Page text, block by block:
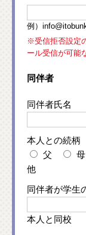
例）
※受信拒否設定
ール受信が可能
同伴者
同伴者氏名
本人との続柄
父
母
他
同伴者が学生
本人と同校